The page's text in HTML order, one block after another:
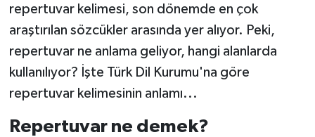
repertuvar kelimesi, son dönemde en çok
araştırılan sözcükler arasında yer alıyor. Peki,
repertuvar ne anlama geliyor, hangi alanlarda
kullanılıyor? İşte Türk Dil Kurumu'na göre
repertuvar kelimesinin anlamı...
Repertuvar ne demek?